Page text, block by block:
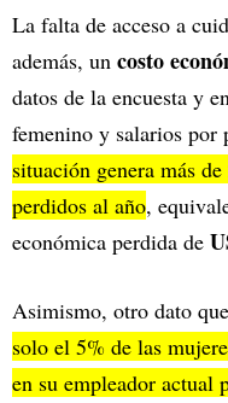
La falta de acceso a
además, un costo
datos de la encuesta y
femenino y salarios por
situación genera más
perdidos al año,
económica perdida de
Asimismo, otro dato
solo el 5% de las
en su empleador actual